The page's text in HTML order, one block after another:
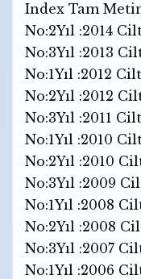
Index Tam
No:2Yıl :2014
No:3Yıl :2013
No:1Yıl :2012
No:2Yıl :2012
No:3Yıl :2011
No:1Yıl :2010
No:2Yıl :2010
No:3Yıl :2009
No:1Yıl :2008
No:2Yıl :2008
No:3Yıl :2007
No:1Yıl :2006